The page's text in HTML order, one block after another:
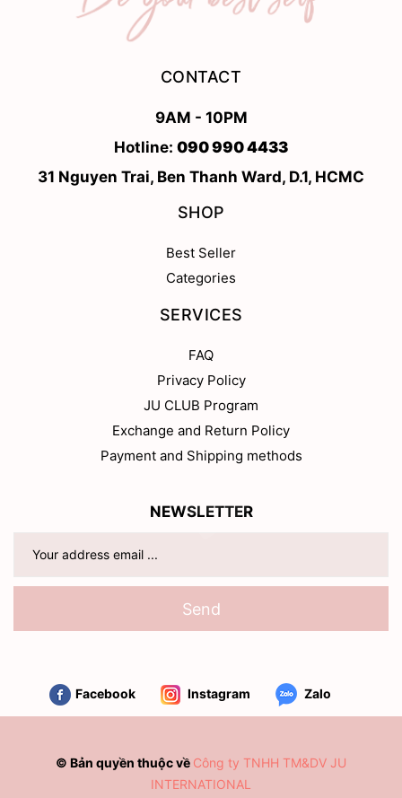
CONTACT
9AM - 10PM
Hotline: 090 990 4433
31 Nguyen Trai, Ben Thanh Ward, D.1, HCMC
SHOP
Best Seller
Categories
SERVICES
FAQ
Privacy Policy
JU CLUB Program
Exchange and Return Policy
Payment and Shipping methods
NEWSLETTER
Send
Facebook Instagram Zalo
© Bản quyền thuộc về Công ty TNHH TM&DV JU
INTERNATIONAL